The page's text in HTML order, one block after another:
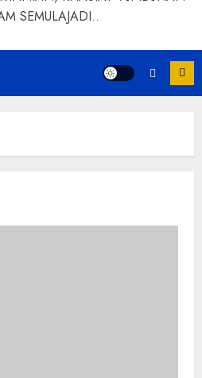
SEMULAJADI..